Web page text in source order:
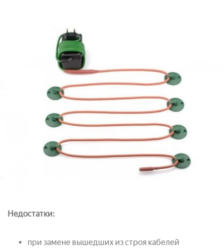
Недостатки:
при замене вышедших из строя кабелей